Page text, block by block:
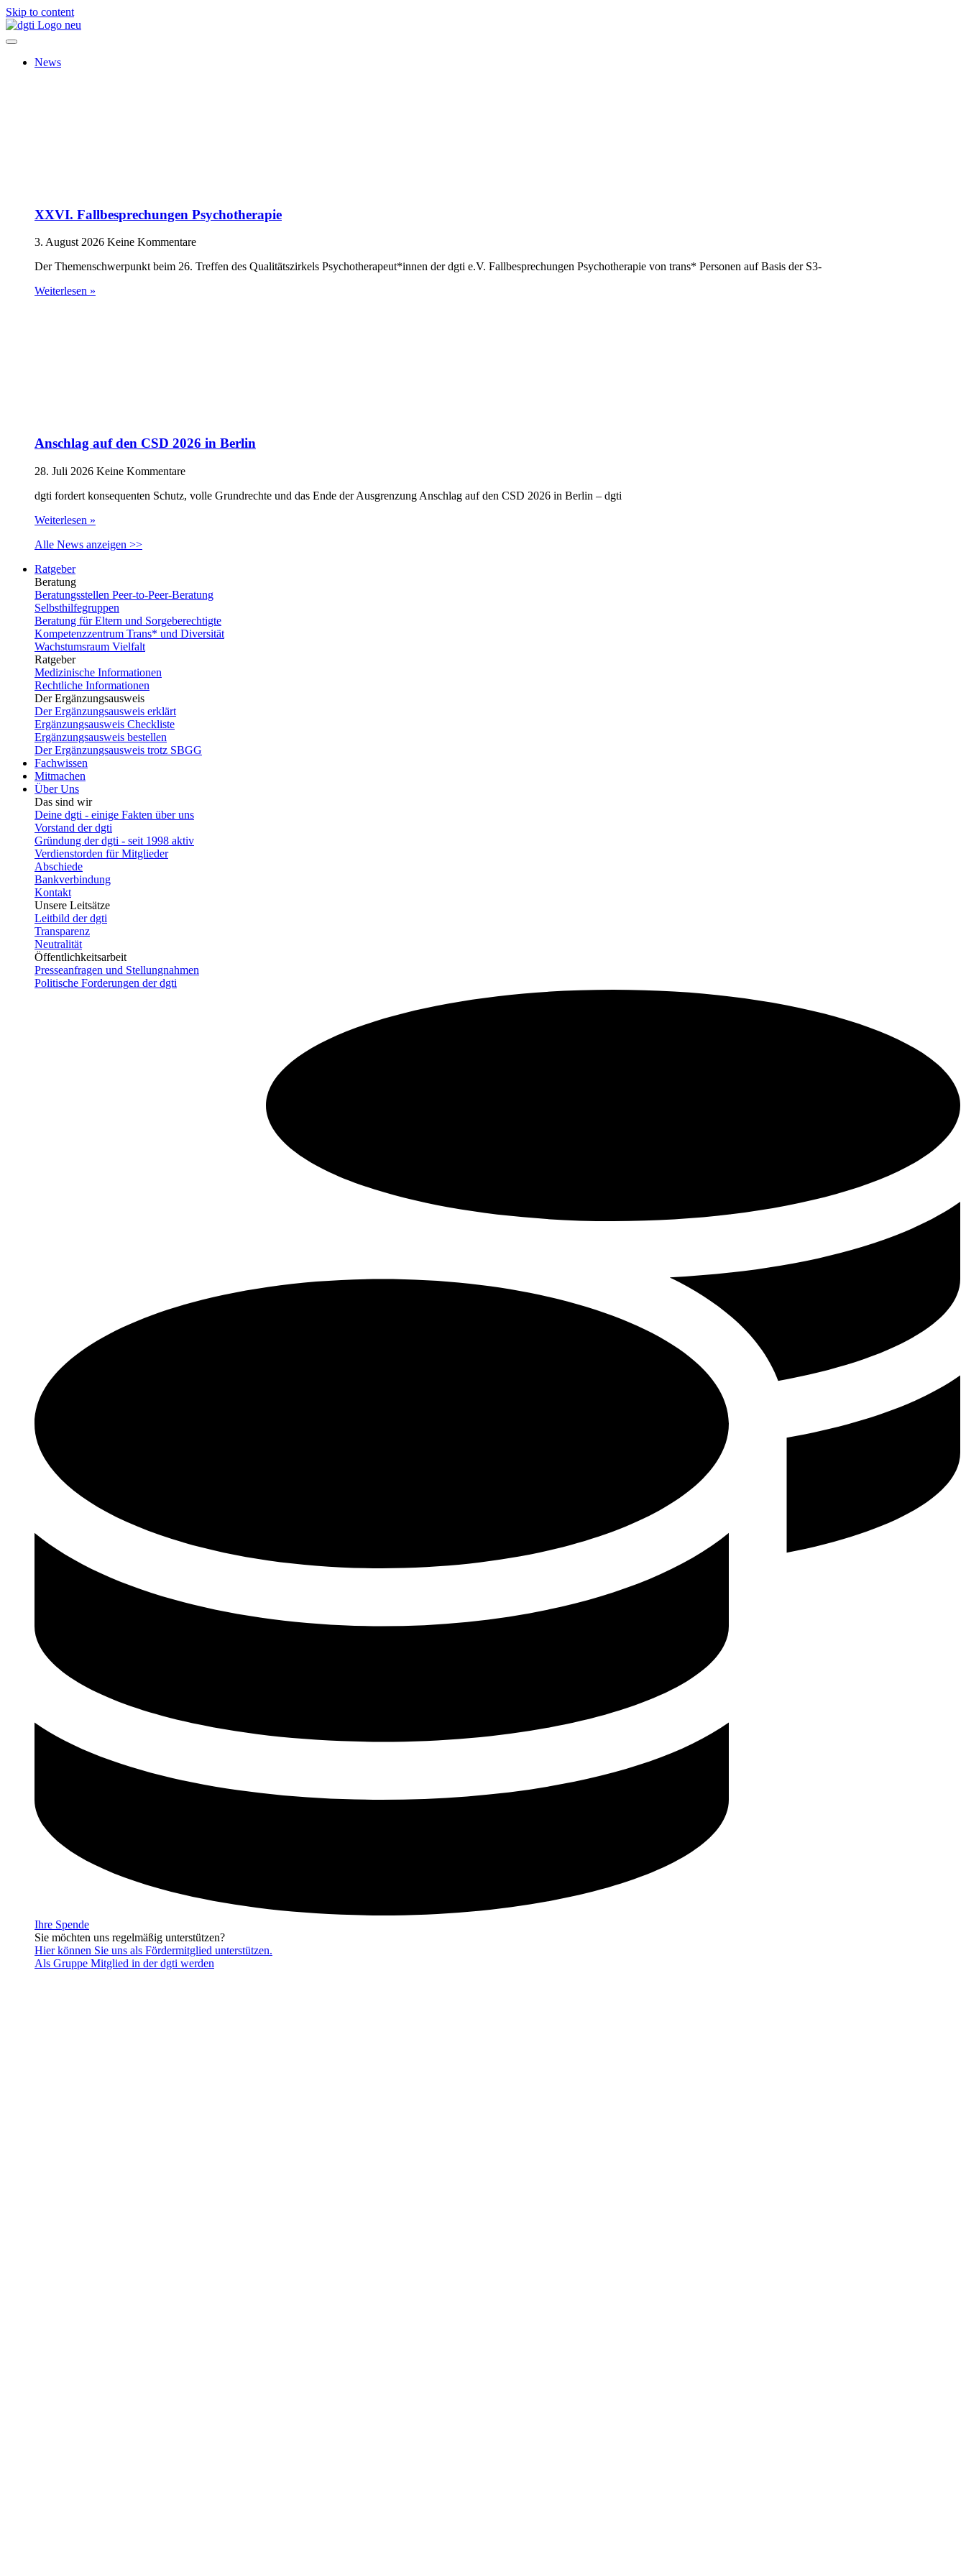
Skip to content
News
XXVI. Fallbesprechungen Psychotherapie
3. August 2026 Keine Kommentare
Der Themenschwerpunkt beim 26. Treffen des Qualitätszirkels Psychotherapeut*innen der dgti e.V. Fallbesprechungen Psychotherapie von trans* Personen auf Basis der S3-
Weiterlesen »
Anschlag auf den CSD 2026 in Berlin
28. Juli 2026 Keine Kommentare
dgti fordert konsequenten Schutz, volle Grundrechte und das Ende der Ausgrenzung Anschlag auf den CSD 2026 in Berlin – dgti
Weiterlesen »
Alle News anzeigen >>
Ratgeber
Beratung
Beratungsstellen Peer-to-Peer-Beratung
Selbsthilfegruppen
Beratung für Eltern und Sorgeberechtigte
Kompetenzzentrum Trans* und Diversität
Wachstumsraum Vielfalt
Ratgeber
Medizinische Informationen
Rechtliche Informationen
Der Ergänzungsausweis
Der Ergänzungsausweis erklärt
Ergänzungsausweis Checkliste
Ergänzungsausweis bestellen
Der Ergänzungsausweis trotz SBGG
Fachwissen
Mitmachen
Über Uns
Das sind wir
Deine dgti - einige Fakten über uns
Vorstand der dgti
Gründung der dgti - seit 1998 aktiv
Verdienstorden für Mitglieder
Abschiede
Bankverbindung
Kontakt
Unsere Leitsätze
Leitbild der dgti
Transparenz
Neutralität
Öffentlichkeitsarbeit
Presseanfragen und Stellungnahmen
Politische Forderungen der dgti
Ihre Spende
Sie möchten uns regelmäßig unterstützen?
Hier können Sie uns als Fördermitglied unterstützen.
Als Gruppe Mitglied in der dgti werden